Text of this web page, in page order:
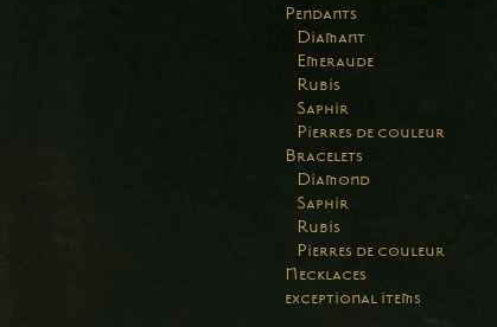
Pendants
Diamant
Emeraude
Rubis
Saphir
Pierres de couleur
Bracelets
Diamond
Saphir
Rubis
Pierres de couleur
Necklaces
exceptional items